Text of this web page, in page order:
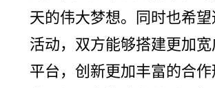
天的伟大梦想。同时也希
活动，双方能够搭建更加
平台，创新更加丰富的合